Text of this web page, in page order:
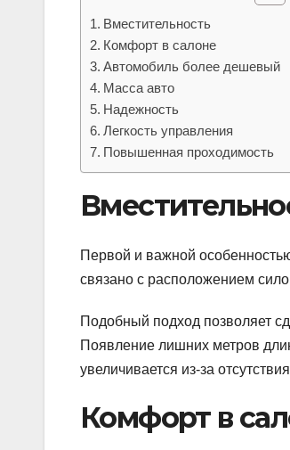
Вместительность
Комфорт в салоне
Автомобиль более дешевый
Масса авто
Надежность
Легкость управления
Повышенная проходимость
Первой и важной
связано с расположением
Подобный подход позволяет
Появление лишних метров
увеличивается из-за
Комфорт в